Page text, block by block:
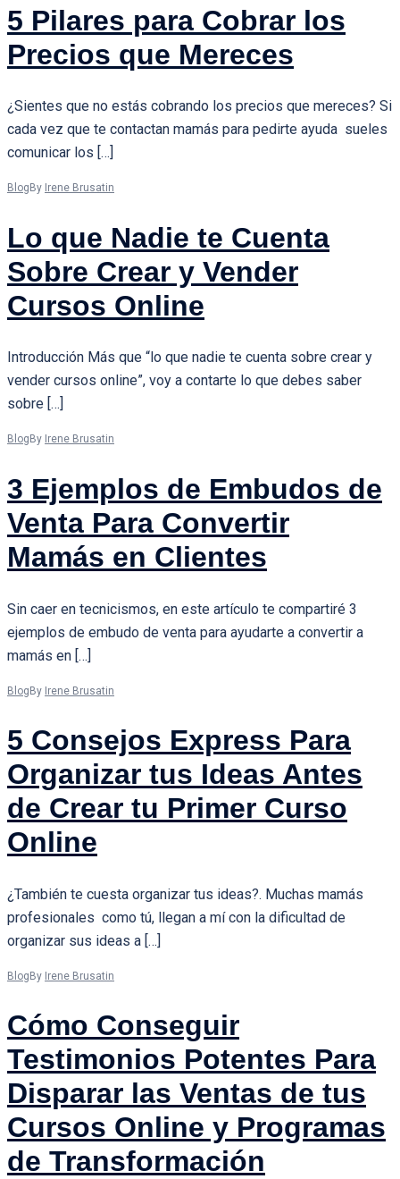
5 Pilares para Cobrar los
Precios que Mereces
¿Sientes que no estás cobrando los precios que mereces? Si
cada vez que te contactan mamás para pedirte ayuda sueles
comunicar los […]
Blog By Irene Brusatin
Lo que Nadie te Cuenta
Sobre Crear y Vender
Cursos Online
Introducción Más que “lo que nadie te cuenta sobre crear y
vender cursos online”, voy a contarte lo que debes saber
sobre […]
Blog By Irene Brusatin
3 Ejemplos de Embudos de
Venta Para Convertir
Mamás en Clientes
Sin caer en tecnicismos, en este artículo te compartiré 3
ejemplos de embudo de venta para ayudarte a convertir a
mamás en […]
BlogBy Irene Brusatin
5 Consejos Express Para
Organizar tus Ideas Antes
de Crear tu Primer Curso
Online
¿También te cuesta organizar tus ideas?. Muchas mamás
profesionales como tú, llegan a mí con la dificultad de
organizar sus ideas a […]
BlogBy Irene Brusatin
Cómo Conseguir
Testimonios Potentes Para
Disparar las Ventas de tus
Cursos Online y Programas
de Transformación